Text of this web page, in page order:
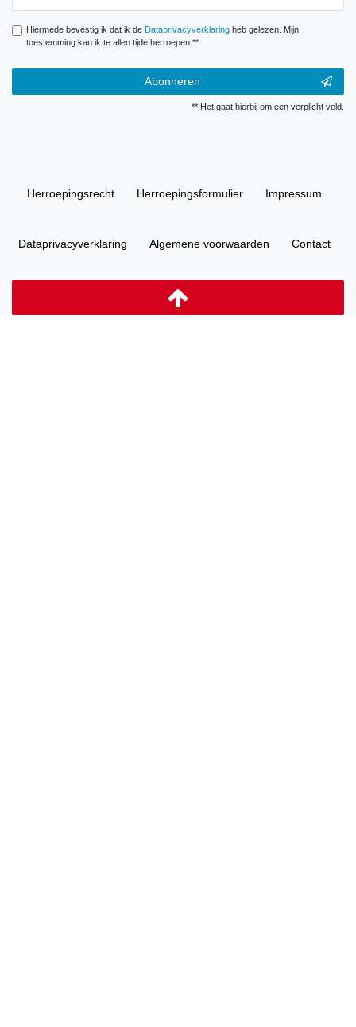
Hiermede bevestig ik dat ik de Data­privacy­verklaringheb gelezen. Mijn
toestemming kan ik te allen tijde herroepen.**
Abonneren
** Het gaat hierbij om een verplicht veld.
Herroepings­recht Herroepings­formulier Impressum
Data­privacy­verklaring Algemene voorwaarden Contact